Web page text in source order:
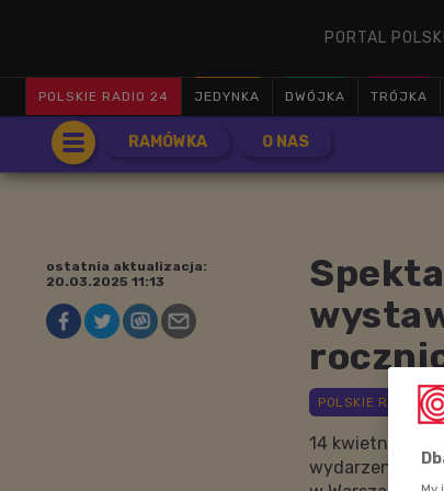
PORTAL
POLSKIE RADIO 24 JEDYNKA DWÓJKA TRÓJKA
RAMÓWKA O NAS
ostatnia aktualizacja:
20.03.2025 11:13
14 kwietnia
wydarzenie